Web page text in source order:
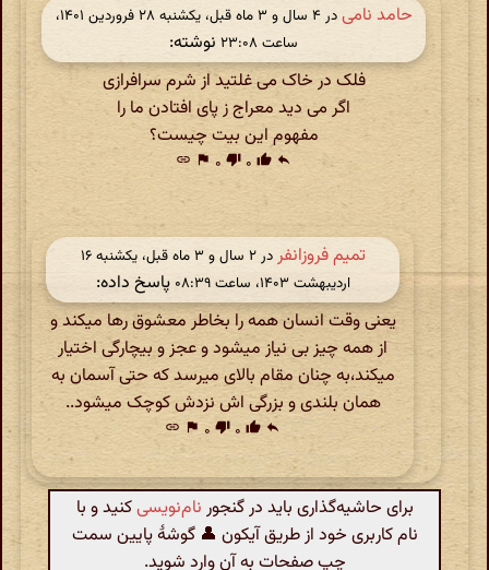
حامد نامی
در ‫۴ سال و ۳ ماه قبل، یکشنبه ۲۸ فروردین ۱۴۰۱،
ساعت ۲۳:۰۸
نوشته:
فلک در خاک می غلتید از شرم سرافرازی
اگر می دید معراج ز پای افتادن ما را
مفهوم این بیت چیست؟
reply
thumb_up ۰ thumb_down ۰ flag
link
تمیم فروزانفر
در ‫۲ سال و ۳ ماه قبل، یکشنبه ۱۶
اردیبهشت ۱۴۰۳، ساعت ۰۸:۳۹
پاسخ داده:
یعنی وقت انسان همه را بخاطر معشوق رها میکند و
از همه چیز بی نیاز میشود و عجز و بیچارگی اختیار
میکند،به چنان مقام بالای میرسد که حتی آسمان به
همان بلندی و بزرگی اش نزدش کوچک میشود..
reply
thumb_up ۰ thumb_down ۰ flag
link
برای حاشیه‌گذاری باید در گنجور نام‌نویسیکنید و با
نام کاربری خود از طریق آیکون 👤 گوشهٔ پایین سمت
چپ صفحات به آن وارد شوید.